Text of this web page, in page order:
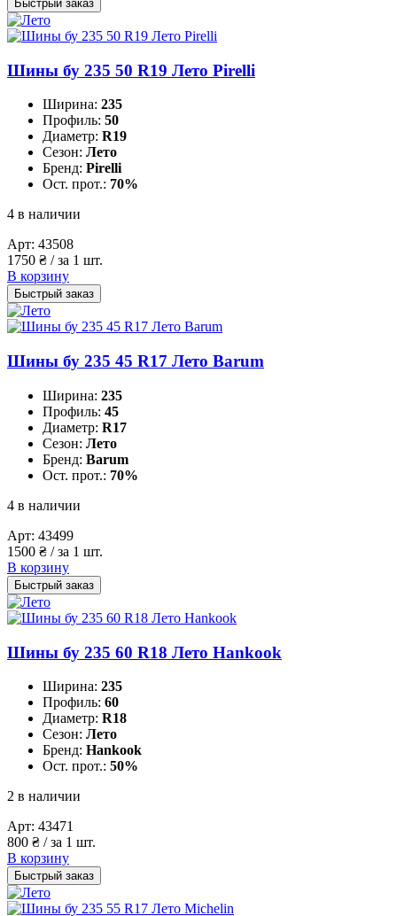
Быстрый заказ
Шины бу 235 50 R19 Лето Pirelli
Ширина: 235
Профиль: 50
Диаметр: R19
Сезон: Лето
Бренд: Pirelli
Ост. прот.: 70%
4 в наличии
Арт: 43508
1750 ₴ / за 1 шт.
В корзину
Быстрый заказ
Шины бу 235 45 R17 Лето Barum
Ширина: 235
Профиль: 45
Диаметр: R17
Сезон: Лето
Бренд: Barum
Ост. прот.: 70%
4 в наличии
Арт: 43499
1500 ₴ / за 1 шт.
В корзину
Быстрый заказ
Шины бу 235 60 R18 Лето Hankook
Ширина: 235
Профиль: 60
Диаметр: R18
Сезон: Лето
Бренд: Hankook
Ост. прот.: 50%
2 в наличии
Арт: 43471
800 ₴ / за 1 шт.
В корзину
Быстрый заказ